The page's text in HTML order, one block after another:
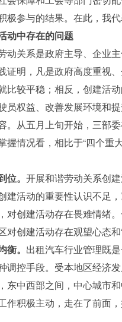
极参与的结果。在此，我
动中存在的问题
动关系是政府主导、企业
证明，凡是政府高度重视
比较平稳；相反，创建活
员权益、改善发展环境和
。从五月上旬开始，三部
握情况看，相比于“四个
。 开展和谐劳动关系创
建活动的重要性认识不足
对创建活动存在畏难情绪
对创建活动存在观望心态
。 出租汽车行业管理既
调控手段。受本地区经济
东中西部之间，中心城市
作积极主动，走在了前面